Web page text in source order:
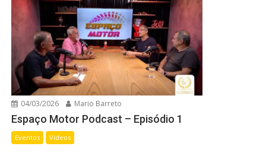
04/03/2026 Mario Barreto
Espaço Motor Podcast – Episódio 1
Eventos Videos